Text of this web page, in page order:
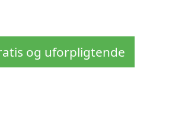
og uforpligtende